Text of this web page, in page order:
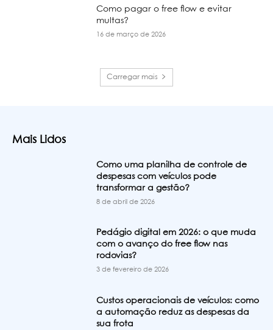
Como pagar o free flow e evitar
multas?
16 de março de 2026
Carregar mais
Mais Lidos
Como uma planilha de controle de
despesas com veículos pode
transformar a gestão?
8 de abril de 2026
Pedágio digital em 2026: o que muda
com o avanço do free flow nas
rodovias?
3 de fevereiro de 2026
Custos operacionais de veículos: como
a automação reduz as despesas da
sua frota